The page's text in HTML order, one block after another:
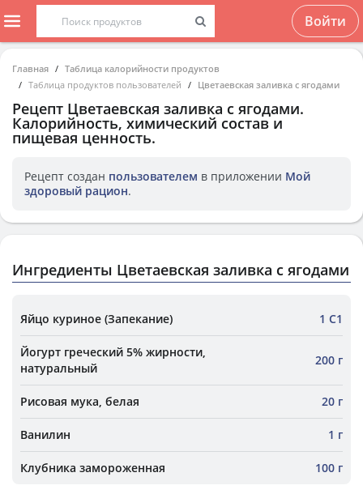
Войти
Главная
Таблица калорийности продуктов
Таблица продуктов пользователей
Цветаевская заливка с ягодами
Рецепт Цветаевская заливка с ягодами.
Калорийность, химический состав и
пищевая ценность.
Рецепт создан пользователем в приложении Мой
здоровый рацион.
Ингредиенты Цветаевская заливка с ягодами
Яйцо куриное (Запекание) 1 С1
Йогурт греческий 5% жирности,
натуральный
200 г
Рисовая мука, белая 20 г
Ванилин 1 г
Клубника замороженная 100 г